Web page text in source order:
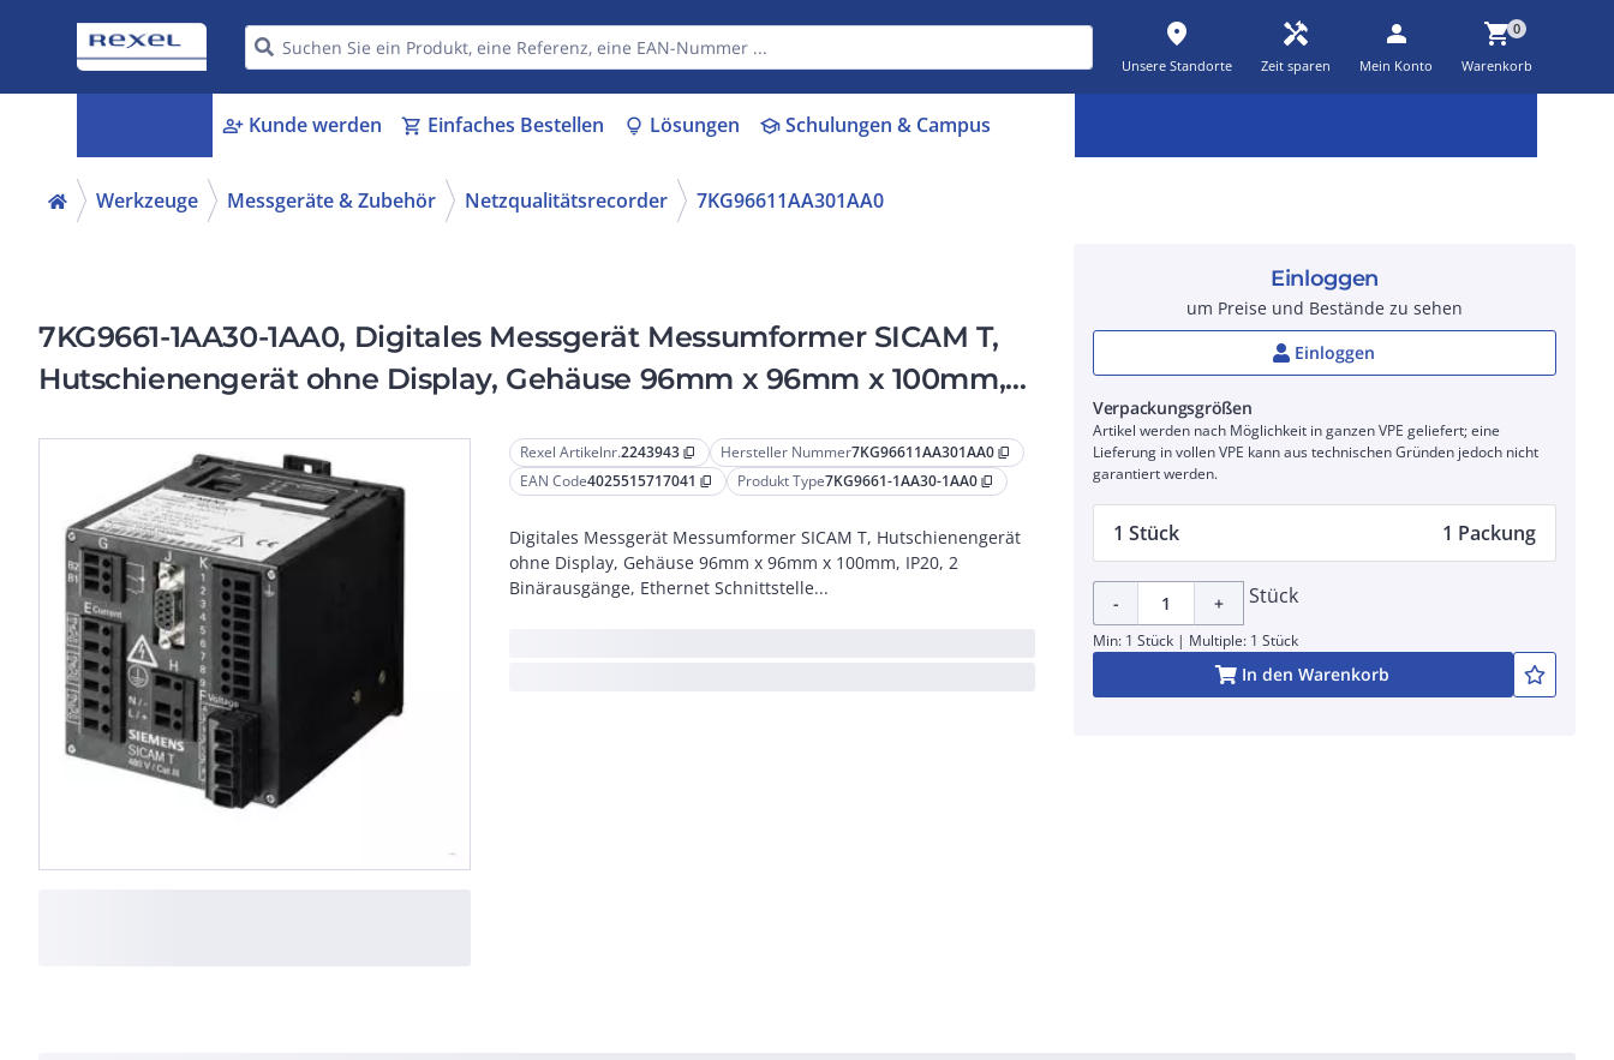
place
Unsere Standorte
handyman
Zeit sparen
person
Mein Konto
shopping_cart0
Warenkorb
person_add Kunde werden shopping_cart Einfaches Bestellen lightbulb Lösungen schoolSchulungen & Campus
Werkzeuge Messgeräte & Zubehör Netzqualitätsrecorder 7KG96611AA301AA0
7KG9661-1AA30-1AA0, Digitales Messgerät Messumformer SICAM T,
Hutschienengerät ohne Display, Gehäuse 96mm x 96mm x 100mm,
Rexel Artikelnr.2243943 content_copy Hersteller Nummer7KG96611AA301AA0 content_copy
EAN Code4025515717041 content_copy Produkt Type7KG9661-1AA30-1AA0 content_copy
Digitales Messgerät Messumformer SICAM T, Hutschienengerät
ohne Display, Gehäuse 96mm x 96mm x 100mm, IP20, 2
Binärausgänge, Ethernet Schnittstelle...
Einloggen
um Preise und Bestände zu sehen
Einloggen
Verpackungsgrößen
Artikel werden nach Möglichkeit in ganzen VPE geliefert; eine
Lieferung in vollen VPE kann aus technischen Gründen jedoch nicht
garantiert werden.
1 Stück 1 Packung
- + Stück
Min: 1 Stück | Multiple: 1 Stück
In den Warenkorb